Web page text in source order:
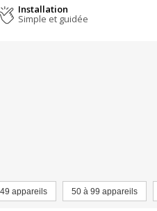
Installation
Simple et guidée
appareils 50 à 99 appareils